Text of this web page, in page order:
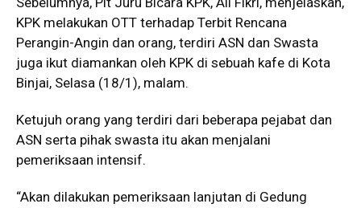
KPK melakukan OTT terhadap Terbit Rencana
Perangin-Angin dan orang, terdiri ASN dan Swasta
juga ikut diamankan oleh KPK di sebuah kafe di Kota
Binjai, Selasa (18/1), malam.
Ketujuh orang yang terdiri dari beberapa pejabat dan
ASN serta pihak swasta itu akan menjalani
pemeriksaan intensif.
“Akan dilakukan pemeriksaan lanjutan di Gedung